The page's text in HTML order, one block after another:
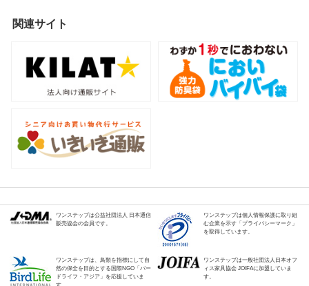
関連サイト
ワンステップは公益社団法人 日本通信
販売協会の会員です。
ワンステップは個人情報保護に取り組
む企業を示す「プライバシーマーク」
を取得しています。
ワンステップは、鳥類を指標にして自
然の保全を目的とする国際NGO「バー
ドライフ・アジア」を応援していま
ワンステップは一般社団法人日本オフ
ィス家具協会 JOIFAに加盟していま
す。